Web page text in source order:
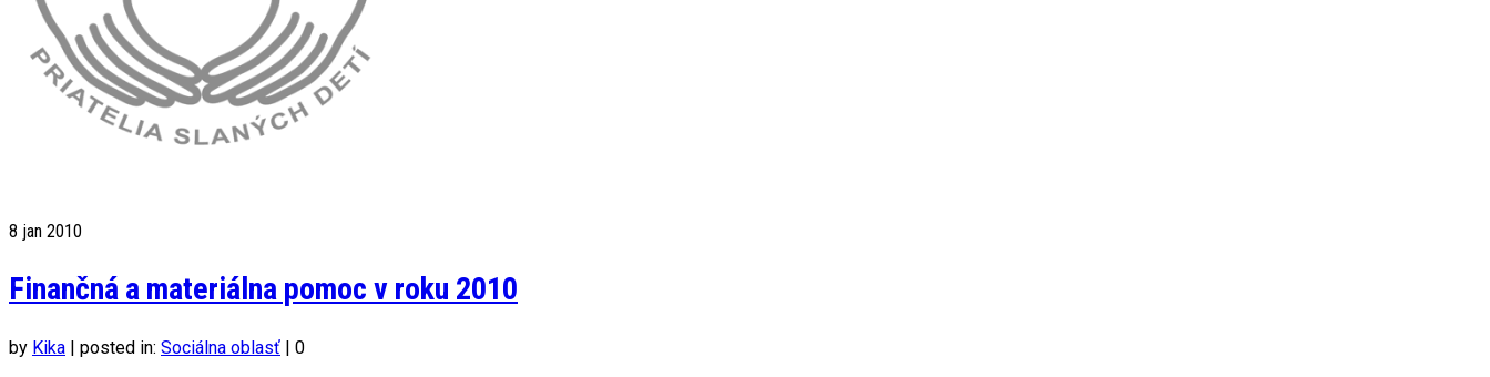
8 jan 2010
Finančná a materiálna pomoc v roku 2010
by Kika | posted in: Sociálna oblasť | 0